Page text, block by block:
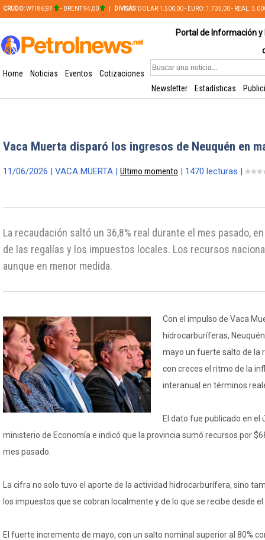
CRUDO: WTI 86,97 - BRENT 94,00 DIVISAS: DOLAR 1.500,00 - EURO: 1.735,00 - REAL:
Portal de Información
Home Noticias Eventos
Cotizaciones
Newsletter
Estadísticas
Vaca Muerta disparó los ingresos de Neuquén en
11/06/2026 | VACA MUERTA | Ultimo momento | 1470 lecturas |
La recaudación saltó un 36,8% real durante el mes pasado,
de las regalías y los impuestos locales. Los recursos
aunque en menor medida.
Con el impulso de Vaca
hidrocarburíferas,
mayo un fuerte salto de la
con creces el ritmo de la
interanual en términos
El dato fue publicado en
ministerio de Economía e indicó que la provincia sumó recursos por
mes pasado.
La cifra no solo tuvo el aporte de la actividad hidrocarburífera, sino
los impuestos que se cobran localmente y de lo que se recibe desde
El fuerte incremento de mayo, con un salto nominal superior al 80%